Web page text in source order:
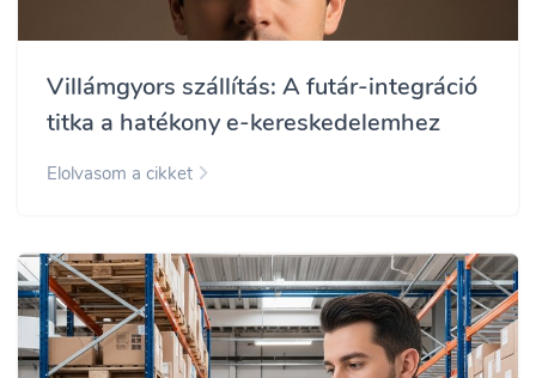
Villámgyors szállítás: A futár-integráció
titka a hatékony e-kereskedelemhez
Elolvasom a cikket